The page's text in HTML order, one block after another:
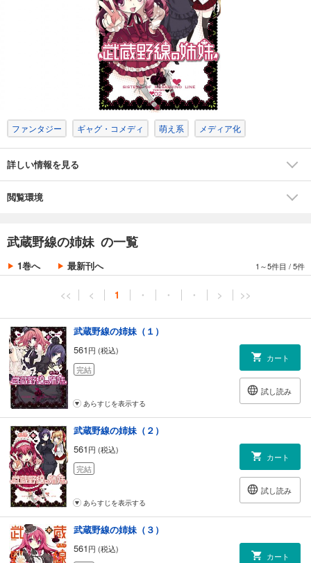
ファンタジー ギャグ・コメディ 萌え系 メディア化
詳しい情報を見る
閲覧環境
武蔵野線の姉妹 の一覧
1巻へ 最新刊へ 1～5件目 /5件
<< < 1 ・ ・ ・ > >>
武蔵野線の姉妹（１）
561円 (税込)
完結
カート
試し読み
あらすじを表示する
武蔵野線の姉妹（２）
561円 (税込)
完結
カート
試し読み
あらすじを表示する
武蔵野線の姉妹（３）
561円 (税込)
カート